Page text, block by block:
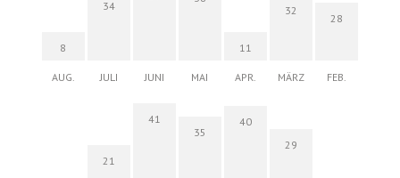
8
AUG.
34
JULI JUNI MAI
11
APR.
32
MÄRZ
28
FEB.
21
41
35
40
29